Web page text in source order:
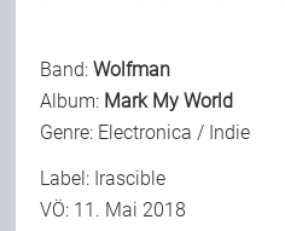
Band:Wolfman
Album: Mark My World
Genre: Electronica / Indie
Label: Irascible
VÖ: 11. Mai 2018